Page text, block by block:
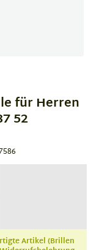
für Herren
52
Artikel (Brillen